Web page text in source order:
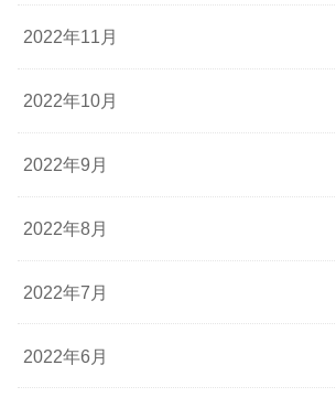
2022年11月
2022年10月
2022年9月
2022年8月
2022年7月
2022年6月